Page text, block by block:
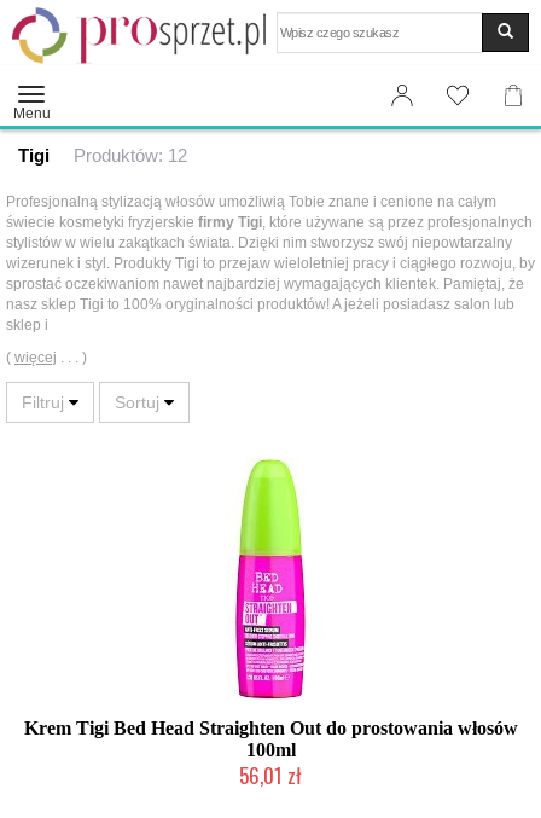
Menu
Tigi Produktów: 12
Profesjonalną stylizacją włosów umożliwią Tobie znane i cenione na całym
świecie kosmetyki fryzjerskie firmy Tigi, które używane są przez profesjonalnych
stylistów w wielu zakątkach świata. Dzięki nim stworzysz swój niepowtarzalny
wizerunek i styl. Produkty Tigi to przejaw wieloletniej pracy i ciągłego rozwoju, by
sprostać oczekiwaniom nawet najbardziej wymagających klientek. Pamiętaj, że
nasz sklep Tigi to 100% oryginalności produktów! A jeżeli posiadasz salon lub
sklep i
( więcej . . . )
Krem Tigi Bed Head Straighten Out do prostowania włosów
100ml
56,01 zł